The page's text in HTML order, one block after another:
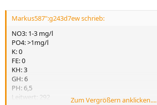
Markus587":g243d7ew schrieb:
NO3: 1-3 mg/l
PO4: >1mg/l
K: 0
FE: 0
KH: 3
GH: 6
PH: 6,5
Leitwert: 292
Zum Vergrößern anklicken....